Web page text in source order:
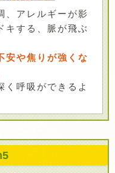
、アレルギーが影
キする、脈が飛ぶ
安や焦りが強くな
く呼吸ができるよ
5